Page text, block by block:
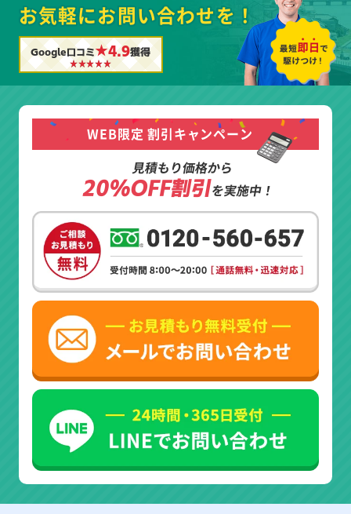
お気軽にお問い合わせを！
Google口コミ★4.9獲得
WEB限定 割引キャンペーン
見積もり価格から
20%OFF割引を実施中！